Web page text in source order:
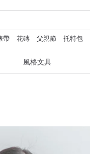
帶 花磚 父親節 托特包
風格文具